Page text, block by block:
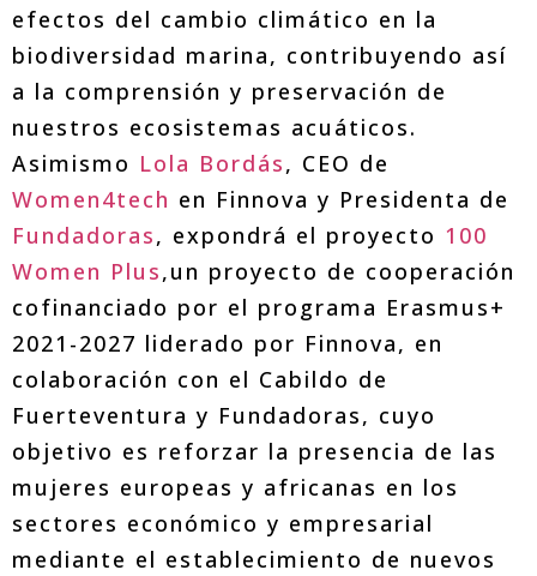
efectos del cambio climático en la
biodiversidad marina, contribuyendo así
a la comprensión y preservación de
nuestros ecosistemas acuáticos.
Asimismo Lola Bordás, CEO de
Women4tech en Finnova y Presidenta de
Fundadoras, expondrá el proyecto 100
Women Plus,un proyecto de cooperación
cofinanciado por el programa Erasmus+
2021-2027 liderado por Finnova, en
colaboración con el Cabildo de
Fuerteventura y Fundadoras, cuyo
objetivo es reforzar la presencia de las
mujeres europeas y africanas en los
sectores económico y empresarial
mediante el establecimiento de nuevos